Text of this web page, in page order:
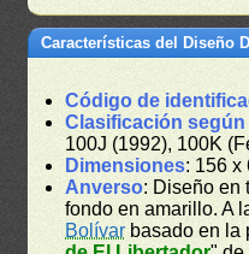
Características del Diseño
Código de
Clasificación
100J (1992), 100K
Dimensiones: 156 x
Anverso: Diseño en
fondo en amarillo. A
Bolívarbasado en la